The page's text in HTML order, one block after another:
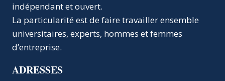
indépendant et ouvert.
La particularité est de faire travailler ensemble
universitaires, experts, hommes et femmes
d’entreprise.
ADRESSES